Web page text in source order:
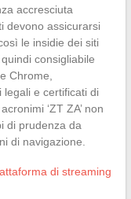
accresciuta
devono assicurarsi
le insidie dei siti
consigliabile
Chrome,
legali e certificati di
‘ZT ZA’ non
di prudenza da
di navigazione.
di streaming